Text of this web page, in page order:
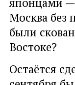
Москва без
были
Востоке?
Остаётся